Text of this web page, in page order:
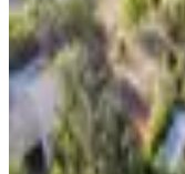
Family Gayrimenkul
Ara